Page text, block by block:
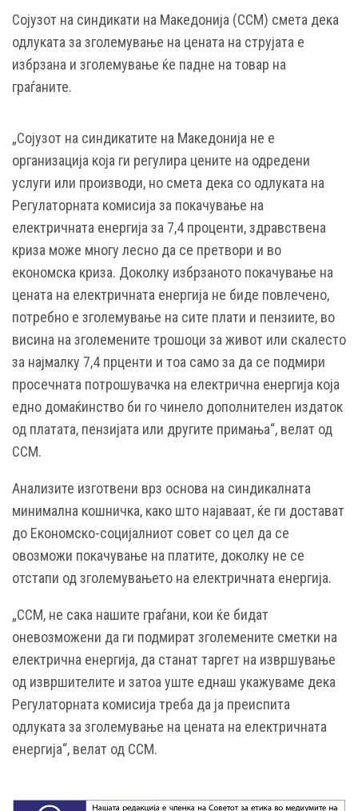
Сојузот на синдикати на Македонија (ССМ) смета дека
одлуката за зголемување на цената на струјата е
избрзана и зголемување ќе падне на товар на
граѓаните.
„Сојузот на синдикатите на Македонија не е
организација која ги регулира цените на одредени
услуги или производи, но смета дека со одлуката на
Регулаторната комисија за покачување на
електричната енергија за 7,4 проценти, здравствена
криза може многу лесно да се претвори и во
економска криза. Доколку избрзаното покачување на
цената на електричната енергија не биде повлечено,
потребно е зголемување на сите плати и пензиите, во
висина на зголемените трошоци за живот или скалесто
за најмалку 7,4 прценти и тоа само за да се подмири
просечната потрошувачка на електрична енергија која
едно домаќинство би го чинело дополнителен издаток
од платата, пензијата или другите примања“, велат од
ССМ.
Анализите изготвени врз основа на синдикалната
минимална кошничка, како што најаваат, ќе ги достават
до Економско-социјалниот совет со цел да се
овозможи покачување на платите, доколку не се
отстапи од зголемувањето на електричната енергија.
„ССМ, не сака нашите граѓани, кои ќе бидат
оневозможени да ги подмират зголемените сметки на
електрична енергија, да станат таргет на извршување
од извршителите и затоа уште еднаш укажуваме дека
Регулаторната комисија треба да ја преиспита
одлуката за зголемување на цената на електричната
енергија“, велат од ССМ.